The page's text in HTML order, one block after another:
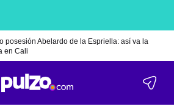
posesión Abelardo de la Espriella: así va la
en Cali